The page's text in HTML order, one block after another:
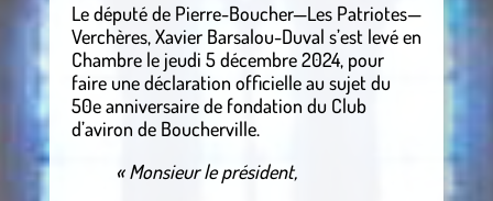
Le député de Pierre-Boucher—Les Patriotes—
Verchères, Xavier Barsalou-Duval s’est levé en
Chambre le jeudi 5 décembre 2024, pour
faire une déclaration officielle au sujet du
50e anniversaire de fondation du Club
d’aviron de Boucherville.
« Monsieur le président,